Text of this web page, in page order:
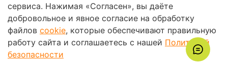
Поддержка
сервиса. Нажимая «Согласен», вы даёте
добровольное и явное согласие на обработку
файлов cookie, которые обеспечивают правильную
работу сайта и соглашаетесь с нашей Политикой
безопасности